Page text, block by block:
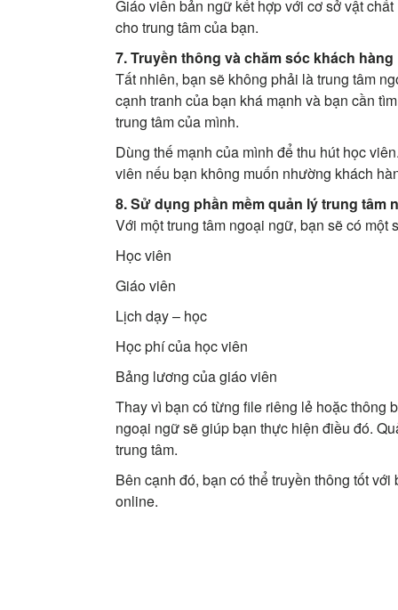
Giáo viên bản ngữ kết hợp với cơ sở vật
cho trung tâm của bạn.
7. Truyền thông và chăm sóc khách hàng
Tất nhiên, bạn sẽ không phải là trung tâm
cạnh tranh của bạn khá mạnh và bạn cần
trung tâm của mình.
Dùng thế mạnh của mình để thu hút học
viên nếu bạn không muốn nhường khách
8. Sử dụng phần mềm quản lý trung tâm
Với một trung tâm ngoại ngữ, bạn sẽ có một
Học viên
Giáo viên
Lịch dạy – học
Học phí của học viên
Bảng lương của giáo viên
Thay vì bạn có từng file riêng lẻ hoặc thông
ngoại ngữ sẽ giúp bạn thực hiện điều đó.
trung tâm.
Bên cạnh đó, bạn có thể truyền thông tốt
online.